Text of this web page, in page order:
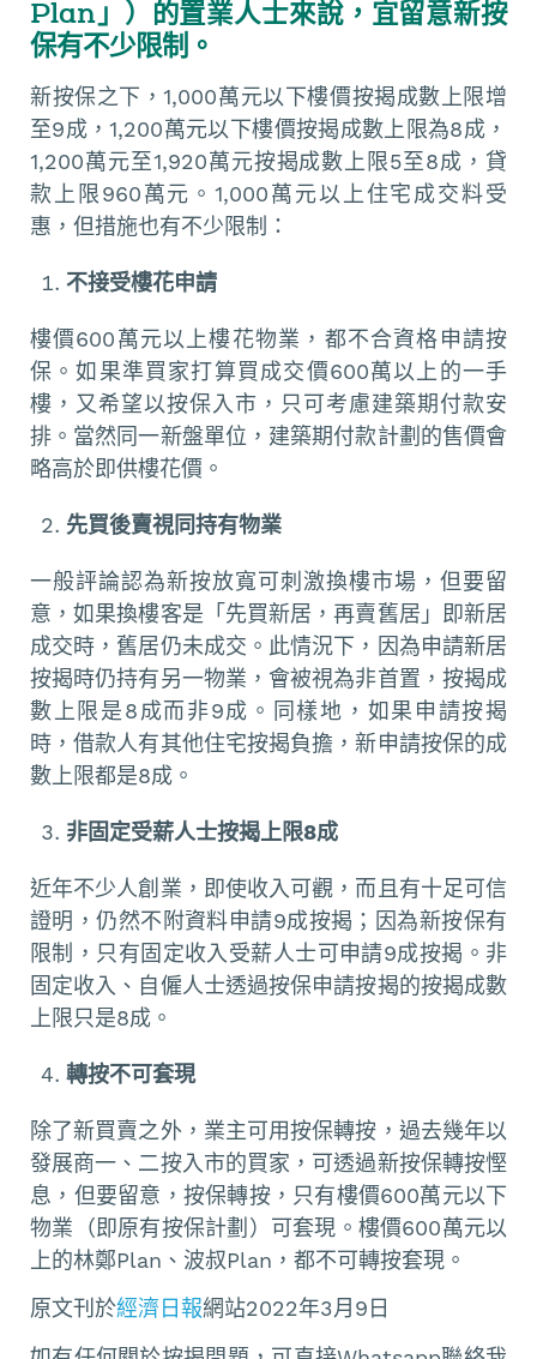
o
k
p
p
n
a
Plan」）的置業人士來說，宜留意新按
保有不少限制。
新按保之下，1,000萬元以下樓價按揭成數上限增
至9成，1,200萬元以下樓價按揭成數上限為8成，
1,200萬元至1,920萬元按揭成數上限5至8成，貸
款上限960萬元。1,000萬元以上住宅成交料受
惠，但措施也有不少限制：
不接受樓花申請
樓價600萬元以上樓花物業，都不合資格申請按
保。如果準買家打算買成交價600萬以上的一手
樓，又希望以按保入市，只可考慮建築期付款安
排。當然同一新盤單位，建築期付款計劃的售價會
略高於即供樓花價。
先買後賣視同持有物業
一般評論認為新按放寬可刺激換樓市場，但要留
意，如果換樓客是「先買新居，再賣舊居」即新居
成交時，舊居仍未成交。此情況下，因為申請新居
按揭時仍持有另一物業，會被視為非首置，按揭成
數上限是8成而非9成。同樣地，如果申請按揭
時，借款人有其他住宅按揭負擔，新申請按保的成
數上限都是8成。
非固定受薪人士按揭上限8成
近年不少人創業，即使收入可觀，而且有十足可信
證明，仍然不附資料申請9成按揭；因為新按保有
限制，只有固定收入受薪人士可申請9成按揭。非
固定收入、自僱人士透過按保申請按揭的按揭成數
上限只是8成。
轉按不可套現
除了新買賣之外，業主可用按保轉按，過去幾年以
發展商一、二按入市的買家，可透過新按保轉按慳
息，但要留意，按保轉按，只有樓價600萬元以下
物業（即原有按保計劃）可套現。樓價600萬元以
上的林鄭Plan、波叔Plan，都不可轉按套現。
原文刊於經濟日報網站2022年3月9日